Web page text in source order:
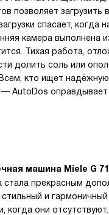
позволяет
спасает,
камера выполнена
Тихая работа,
долить соль или
кто ищет
AutoDos
машина Miele G
прекрасным
и гармоничный
когда они отсутствуют.